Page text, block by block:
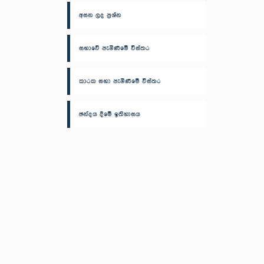
අසන ලද ප්‍රශ්න
සභාවේ පැමිණීමේ විස්තර
කාරක සභා පැමිණීමේ විස්තර
ඡන්දය දීමේ ඉතිහාසය